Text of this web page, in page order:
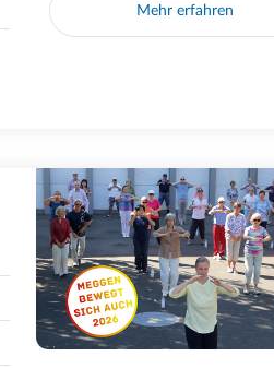
Mehr erfahren